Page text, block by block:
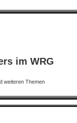
im WRG
weiteren Themen